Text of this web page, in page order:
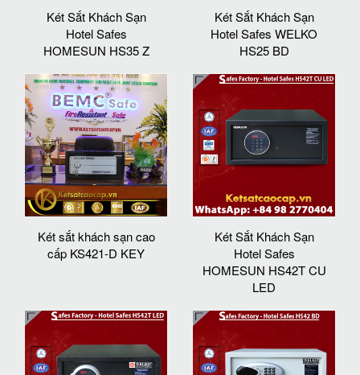
Két Sắt Khách Sạn
Hotel Safes
HOMESUN HS35 Z
Két Sắt Khách Sạn
Hotel Safes WELKO
HS25 BD
Két sắt khách sạn cao
cấp KS421-D KEY
Két Sắt Khách Sạn
Hotel Safes
HOMESUN HS42T CU
LED